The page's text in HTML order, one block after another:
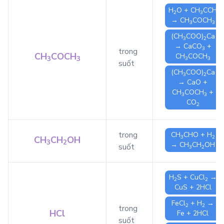
CH3COCH3
trong
suốt
H2O + CH3CCH
→ CH3COCH3
(CH3COO)2Ca
→ CaCO3 +
CH3COCH3
(CH3COO)2Ca
→ CaO +
CH3COCH3 +
CO2
CH3CH2OH
trong
suốt
CH3CHO + H2
→ CH3CH2OH
HCl
trong
suốt
H2S + CuCl2 →
CuS + 2HCl
FeCl2 + H2 →
Fe + 2HCl